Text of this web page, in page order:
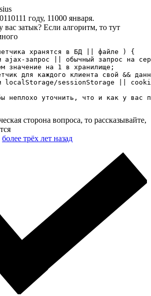
году, 11000 января.
затык? Если алгоритм, то тут
хранятся в БД || файле ) {
ajax-запрос || обычный запрос на
значение на 1 в хранилище;
для каждого клиента свой &&
localStorage/sessionStorage ||
неплохо уточнить, что и как у вас
сторона вопроса, то рассказывайте,
более трёх лет назад